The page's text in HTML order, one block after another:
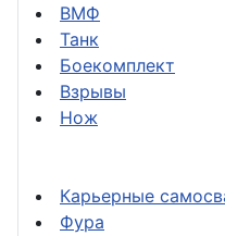
ВМФ
Танк
Боекомплект
Взрывы
Нож
Карьерные
Фура